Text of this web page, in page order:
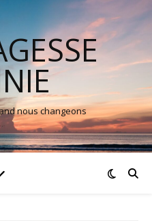
nous changeons